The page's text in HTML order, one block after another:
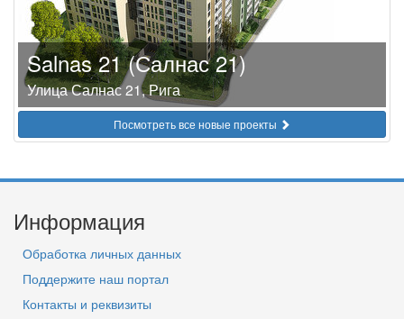
Salnas 21 (Салнас 21)
Улица Салнас 21, Рига
Посмотреть все новые проекты
Информация
Обработка личных данных
Поддержите наш портал
Контакты и реквизиты